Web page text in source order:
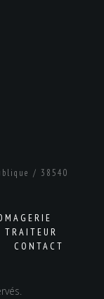
/ 38540
CONTACT